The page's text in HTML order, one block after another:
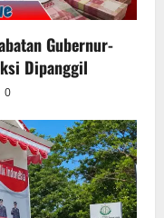
Gubernur-
Dipanggil
0